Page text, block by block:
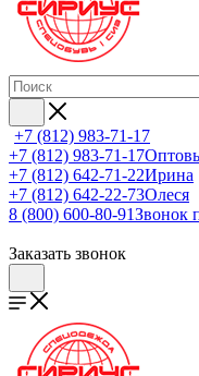
+7 (812) 983-71-17
+7 (812) 983-71-17
+7 (812) 642-71-22Ирина
+7 (812) 642-22-73Олеся
8 (800) 600-80-91Звонок
Заказать звонок